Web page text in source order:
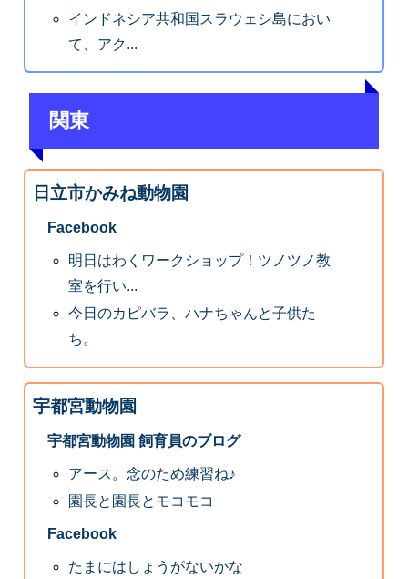
インドネシア共和国スラウェシ島におい
て、アク...
関東
日立市かみね動物園
Facebook
明日はわくワークショップ！ツノツノ教
室を行い...
今日のカピバラ、ハナちゃんと子供た
ち。
宇都宮動物園
宇都宮動物園 飼育員のブログ
アース。念のため練習ね♪
園長と園長とモコモコ
Facebook
たまにはしょうがないかな